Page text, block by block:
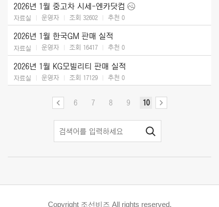
2026년 1월 중고차 시세-엔카닷컴
자료실 운영자 조회 32602 추천 0
2026년 1월 한국GM 판매 실적
자료실 운영자 조회 16417 추천 0
2026년 1월 KG모빌리티 판매 실적
자료실 운영자 조회 17129 추천 0
6 7 8 9 10
Copyright 조선비즈 All rights reserved.